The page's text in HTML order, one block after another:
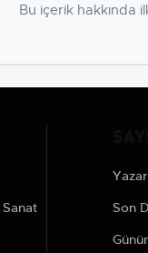
Bu içerik hakkında
Son